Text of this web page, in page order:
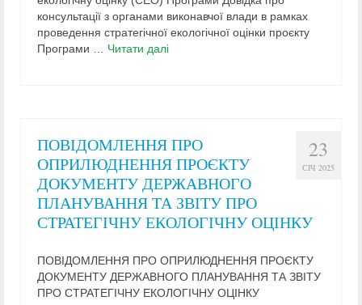
консультації з органами виконавчої влади в рамках
проведення стратегічної екологічної оцінки проєкту
Програми … Читати далі
23
СІЧ 2025
ПОВІДОМЛЕННЯ ПРО
ОПРИЛЮДНЕННЯ ПРОЄКТУ
ДОКУМЕНТУ ДЕРЖАВНОГО
ПЛАНУВАННЯ ТА ЗВІТУ ПРО
СТРАТЕГІЧНУ ЕКОЛОГІЧНУ ОЦІНКУ
ПОВІДОМЛЕННЯ ПРО ОПРИЛЮДНЕННЯ ПРОЄКТУ
ДОКУМЕНТУ ДЕРЖАВНОГО ПЛАНУВАННЯ ТА ЗВІТУ
ПРО СТРАТЕГІЧНУ ЕКОЛОГІЧНУ ОЦІНКУ